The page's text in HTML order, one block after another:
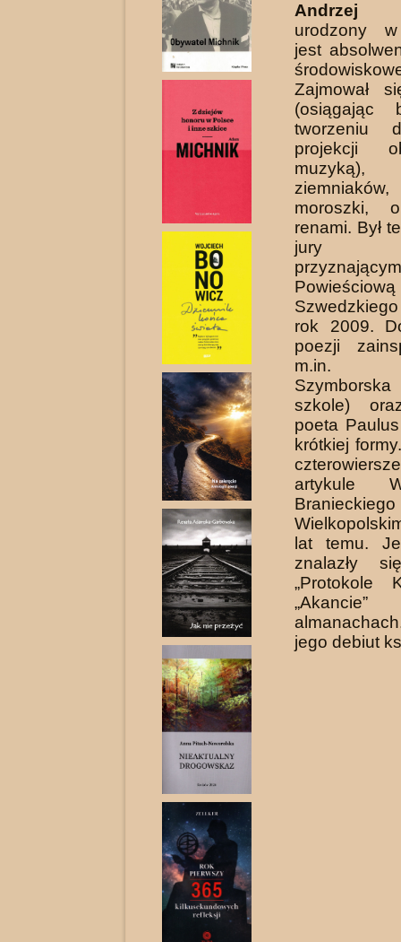
urodzony
jest
Zajmował
(osiągając
tworzeniu
projekcji
muzyką),
moroszki,
renami. Był
jury
Powieściową
rok 2009.
poezji
m.in.
szkole)
poeta
krótkiej
artykule
lat temu.
znalazły
„Protokole
jego debiut